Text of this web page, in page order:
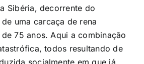
Sibéria, decorrente do
uma carcaça de rena
75 anos. Aqui a combinação
todos resultando de
socialmente em que já